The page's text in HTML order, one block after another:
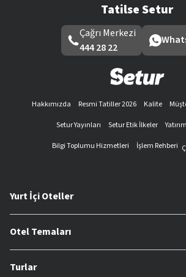
Tatilse Setur
Çağrı Merkezi
444 28 22
Hakkımızda Resmi Tatiller 2026 Kalite
Setur Yayınları
Setur Etik İlkeler
Bilgi Toplumu Hizmetleri
İşlem Rehberi
Yurt İçi Oteller
Otel Temaları
Turlar